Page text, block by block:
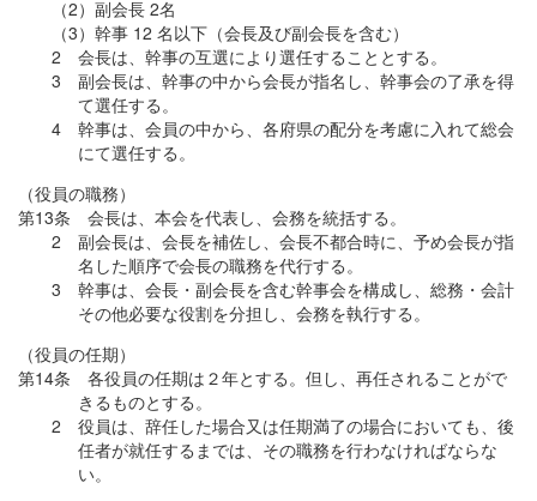
（2）副会長 2名
（3）幹事 12 名以下（会長及び副会長を含む）
2 会長は、幹事の互選により選任することとする。
3 副会長は、幹事の中から会長が指名し、幹事会の了承を得
て選任する。
4 幹事は、会員の中から、各府県の配分を考慮に入れて総会
にて選任する。
（役員の職務）
第13条 会長は、本会を代表し、会務を統括する。
2 副会長は、会長を補佐し、会長不都合時に、予め会長が指
名した順序で会長の職務を代行する。
3 幹事は、会長・副会長を含む幹事会を構成し、総務・会計
その他必要な役割を分担し、会務を執行する。
（役員の任期）
第14条 各役員の任期は２年とする。但し、再任されることがで
きるものとする。
2 役員は、辞任した場合又は任期満了の場合においても、後
任者が就任するまでは、その職務を行わなければならな
い。